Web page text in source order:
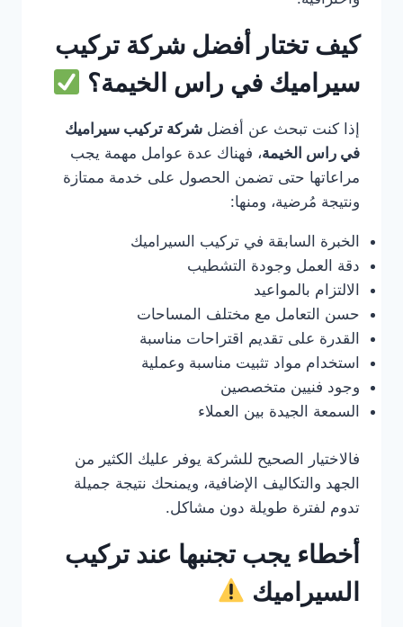
كيف تختار أفضل شركة تركيب
سيراميك في راس الخيمة؟
إذا كنت تبحث عن أفضل شركة تركيب سيراميك
في راس الخيمة، فهناك عدة عوامل مهمة يجب
مراعاتها حتى تضمن الحصول على خدمة ممتازة
ونتيجة مُرضية، ومنها:
الخبرة السابقة في تركيب السيراميك
دقة العمل وجودة التشطيب
الالتزام بالمواعيد
حسن التعامل مع مختلف المساحات
القدرة على تقديم اقتراحات مناسبة
استخدام مواد تثبيت مناسبة وعملية
وجود فنيين متخصصين
السمعة الجيدة بين العملاء
فالاختيار الصحيح للشركة يوفر عليك الكثير من
الجهد والتكاليف الإضافية، ويمنحك نتيجة جميلة
تدوم لفترة طويلة دون مشاكل.
أخطاء يجب تجنبها عند تركيب
السيراميك